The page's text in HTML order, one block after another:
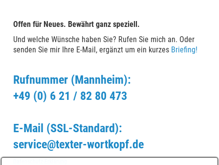
Offen für Neues. Bewährt ganz speziell.
Und welche Wünsche haben Sie? Rufen Sie mich an. Oder
senden Sie mir Ihre E-Mail, ergänzt um ein kurzes Briefing!
Rufnummer (Mannheim):
+49 (0) 6 21 / 82 80 473
E-Mail (SSL-Standard):
service@texter-wortkopf.de